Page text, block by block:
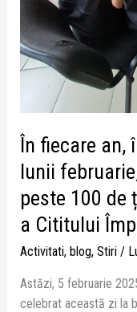
În fiecare an,
lunii
peste 100 de
a Cititului
Activitati, blog, Stiri/
Astăzi, 5 februarie
celebrat această zi la
de
țări,
„Ziua
Internațională
Cititului
Împreună”.